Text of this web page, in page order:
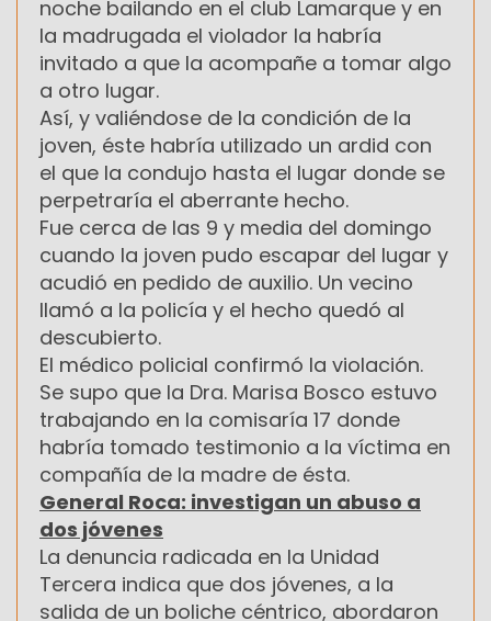
noche bailando en el club Lamarque y en
la madrugada el violador la habría
invitado a que la acompañe a tomar algo
a otro lugar.
Así, y valiéndose de la condición de la
joven, éste habría utilizado un ardid con
el que la condujo hasta el lugar donde se
perpetraría el aberrante hecho.
Fue cerca de las 9 y media del domingo
cuando la joven pudo escapar del lugar y
acudió en pedido de auxilio. Un vecino
llamó a la policía y el hecho quedó al
descubierto.
El médico policial confirmó la violación.
Se supo que la Dra. Marisa Bosco estuvo
trabajando en la comisaría 17 donde
habría tomado testimonio a la víctima en
compañía de la madre de ésta.
General Roca: investigan un abuso a
dos jóvenes
La denuncia radicada en la Unidad
Tercera indica que dos jóvenes, a la
salida de un boliche céntrico, abordaron